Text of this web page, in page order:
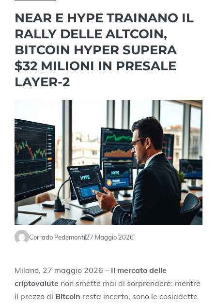
NEAR E HYPE TRAINANO IL
RALLY DELLE ALTCOIN,
BITCOIN HYPER SUPERA
$32 MILIONI IN PRESALE
LAYER-2
Corrado Pedemonti27 Maggio 2026
Milano, 27 maggio 2026 – Il mercato delle
criptovalute non smette mai di sorprendere: mentre
il prezzo di Bitcoin resta incerto, sono le cosiddette